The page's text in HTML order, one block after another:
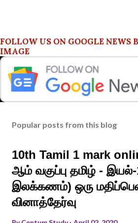
FOLLOW US ON GOOGLE NEWS
IMAGE
Popular posts from this blog
10th Tamil 1 mark
ஆம் வகுப்பு தமிழ் -
இலக்கணம்) ஒரு
வினாத்தேர்வு